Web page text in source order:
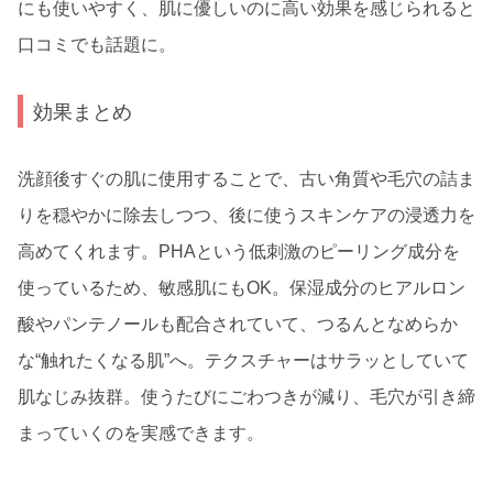
にも使いやすく、肌に優しいのに高い効果を感じられると
口コミでも話題に。
効果まとめ
洗顔後すぐの肌に使用することで、古い角質や毛穴の詰ま
りを穏やかに除去しつつ、後に使うスキンケアの浸透力を
高めてくれます。PHAという低刺激のピーリング成分を
使っているため、敏感肌にもOK。保湿成分のヒアルロン
酸やパンテノールも配合されていて、つるんとなめらか
な“触れたくなる肌”へ。テクスチャーはサラッとしていて
肌なじみ抜群。使うたびにごわつきが減り、毛穴が引き締
まっていくのを実感できます。